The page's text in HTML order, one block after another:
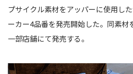
プサイクル素材をアッパーに使用し
ーカー4品番を発売開始した。同素材
一部店舗にて発売する。